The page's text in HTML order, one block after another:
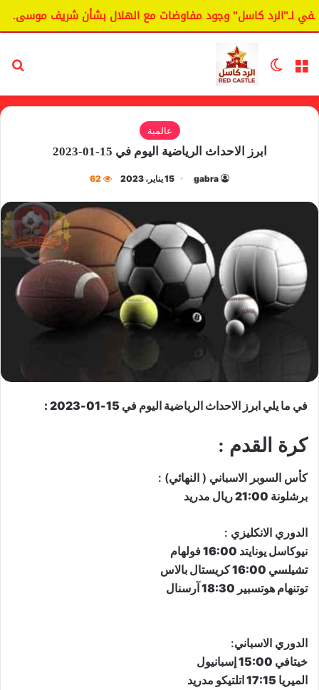
لـ"الرد كاسل" وجود مفاوضات مع الهلال بشأن شريف موسى.
القائمة الوضع المظلم
عالمية
ابرز الاحداث الرياضية اليوم في 15-01-2023
gabra 15 يناير، 2023 62
في ما يلي ابرز الاحداث الرياضية اليوم في 15-01-2023 :
كرة القدم :
​كأس السوبر الاسباني​ ( النهائي) :
برشلونة 21:00 ريال مدريد
​الدوري الانكليزي​ :
نيوكاسل يونايتد 16:00 فولهام
تشيلسي 16:00 كريستال بالاس
توتنهام هوتسبير 18:30 آرسنال
​الدوري الاسباني​:
خيتافي 15:00 إسبانيول
الميريا 17:15 اتلتيكو مدريد